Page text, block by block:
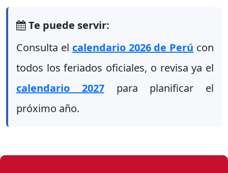
Te puede servir:
Consulta el calendario 2026 de Perú con
todos los feriados oficiales, o revisa ya el
calendario 2027para planificar el
próximo año.